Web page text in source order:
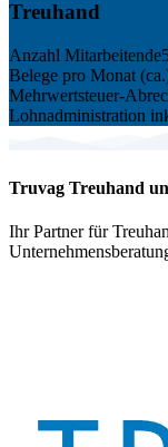
Treuhand
Anzahl Mitarbeitende
Belege pro Monat
Mehrwertsteuer-
Lohnadministration
Truvag Treuhand
Ihr Partner für